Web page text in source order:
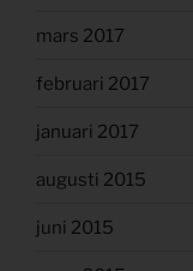
mars 2017
februari 2017
januari 2017
augusti 2015
juni 2015